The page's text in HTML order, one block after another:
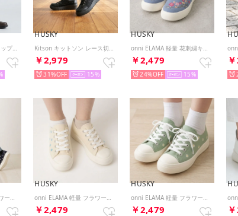
HUSKY
￥2,979
31% 15
HUSKY
￥2,479
24% 15
HUSKY
￥2,479
HUSKY
￥2,479